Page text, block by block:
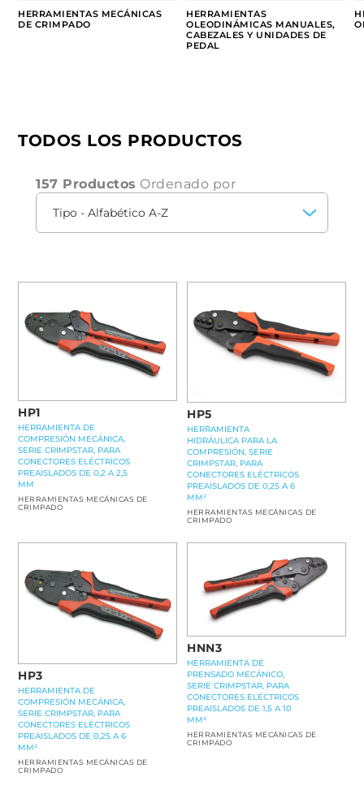
HERRAMIENTAS MECÁNICAS
DE CRIMPADO
HERRAMIENTAS
OLEODINÁMICAS MANUALES,
CABEZALES Y UNIDADES DE
PEDAL
TODOS LOS PRODUCTOS
157 Productos Ordenado por
HP1
HERRAMIENTA DE
COMPRESIÓN MECÁNICA,
SERIE CRIMPSTAR, PARA
CONECTORES ELÉCTRICOS
PREAISLADOS DE 0,2 A 2,5
MM
HERRAMIENTAS MECÁNICAS DE
CRIMPADO
HP5
HERRAMIENTA
HIDRÁULICA PARA LA
COMPRESIÓN, SERIE
CRIMPSTAR, PARA
CONECTORES ELÉCTRICOS
PREAISLADOS DE 0,25 A 6
MM²
HERRAMIENTAS MECÁNICAS DE
CRIMPADO
HP3
HERRAMIENTA DE
COMPRESIÓN MECÁNICA,
SERIE CRIMPSTAR, PARA
CONECTORES ELÉCTRICOS
PREAISLADOS DE 0,25 A 6
MM²
HERRAMIENTAS MECÁNICAS DE
CRIMPADO
HNN3
HERRAMIENTA DE
PRENSADO MECÁNICO,
SERIE CRIMPSTAR, PARA
CONECTORES ELÉCTRICOS
PREAISLADOS DE 1,5 A 10
MM²
HERRAMIENTAS MECÁNICAS DE
CRIMPADO